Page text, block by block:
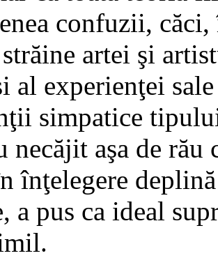
confuzii,
străine artei şi
al experienţei
simpatice
necăjit aşa de rău
înţelegere
a pus ca ideal